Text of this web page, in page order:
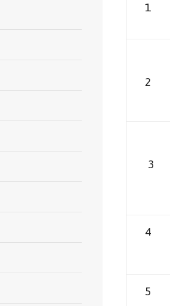
1
2
3
4
5